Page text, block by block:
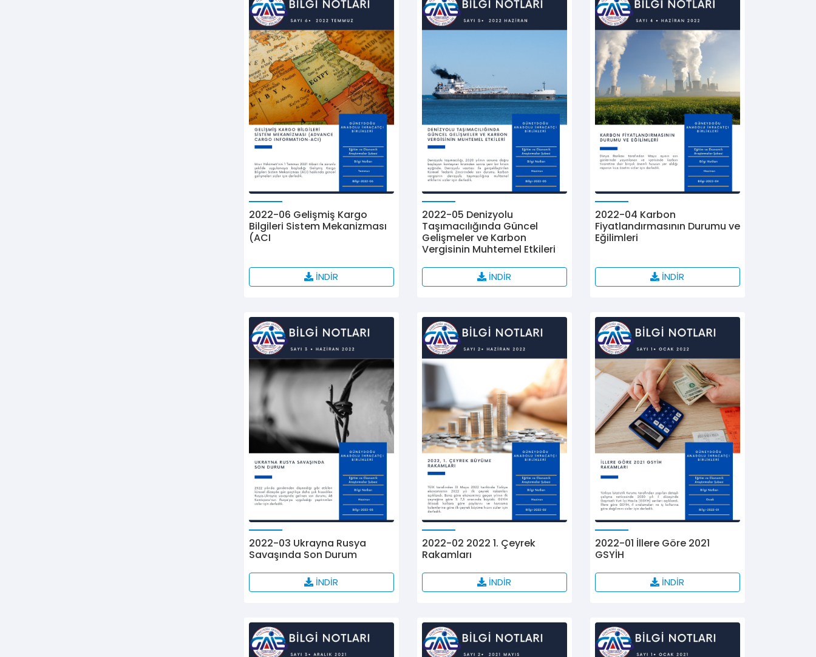
2022-06 Gelişmiş Kargo
Bilgileri Sistem Mekanizması
(ACI
İNDİR
2022-05 Denizyolu
Taşımacılığında Güncel
Gelişmeler ve Karbon
Vergisinin Muhtemel Etkileri
İNDİR
2022-04 Karbon
Fiyatlandırmasının Durumu ve
Eğilimleri
İNDİR
2022-03 Ukrayna Rusya
Savaşında Son Durum
İNDİR
2022-02 2022 1. Çeyrek
Rakamları
İNDİR
2022-01 İllere Göre 2021
GSYİH
İNDİR